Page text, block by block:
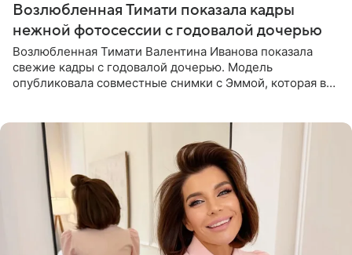
Возлюбленная Тимати показала кадры
нежной фотосессии с годовалой дочерью
Возлюбленная Тимати Валентина Иванова показала
свежие кадры с годовалой дочерью. Модель
опубликовала совместные снимки с Эммой, которая в